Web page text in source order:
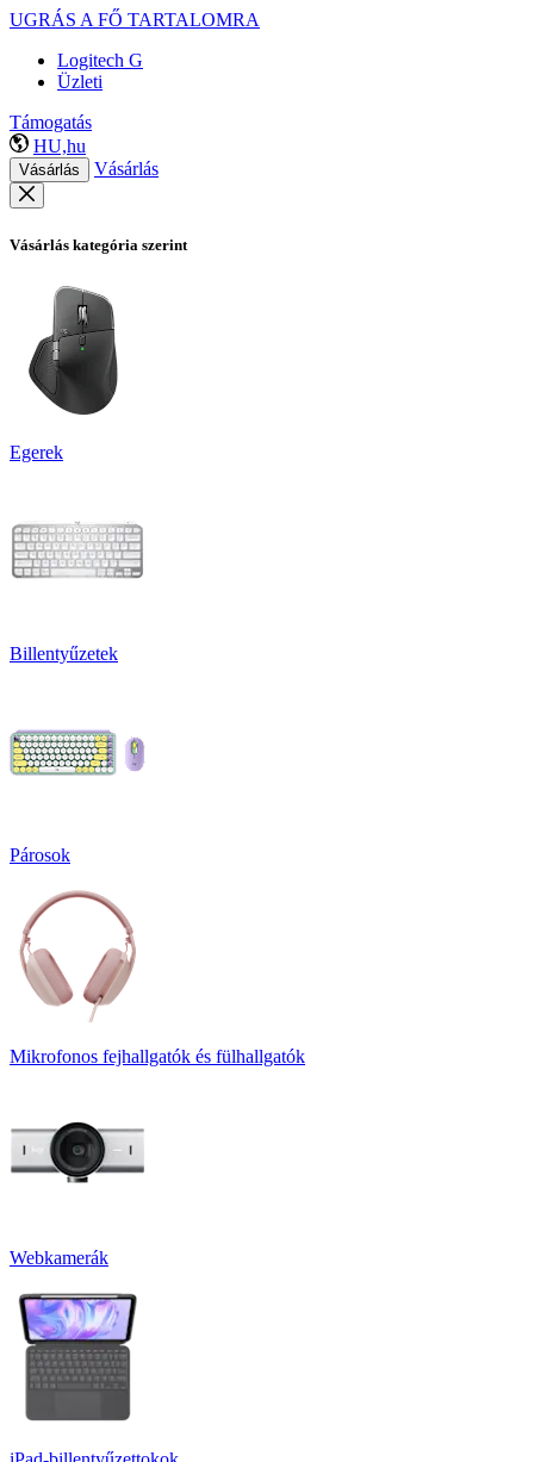
UGRÁS A FŐ TARTALOMRA
Logitech G
Üzleti
Támogatás
HU,hu
Vásárlás Vásárlás
Vásárlás kategória szerint
Egerek
Billentyűzetek
Párosok
Mikrofonos fejhallgatók és fülhallgatók
Webkamerák